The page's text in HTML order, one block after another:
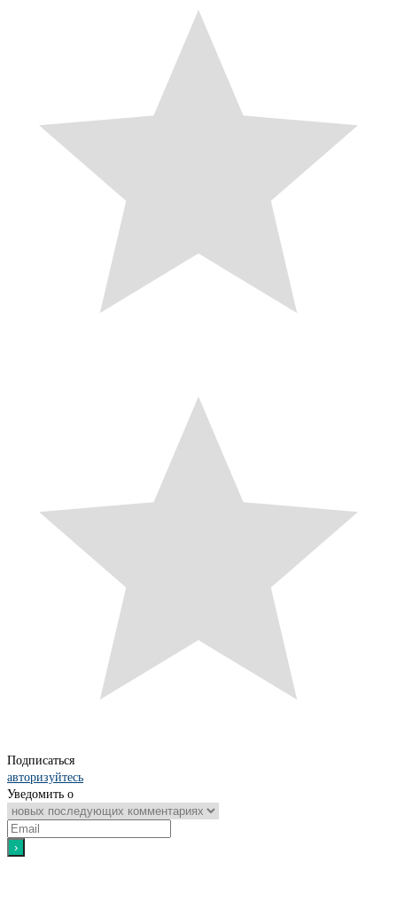
Подписаться
авторизуйтесь
Уведомить о